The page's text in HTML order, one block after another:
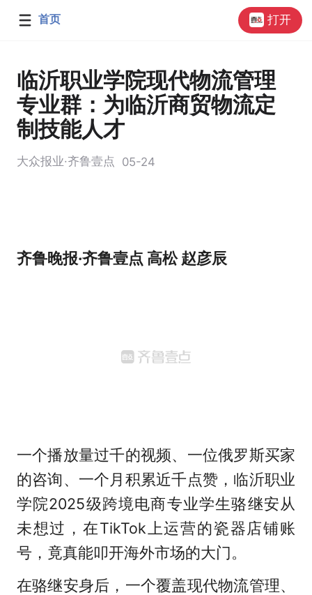
首页 打开
临沂职业学院现代物流管理
专业群：为临沂商贸物流定
制技能人才
大众报业·齐鲁壹点 05-24
齐鲁晚报·齐鲁壹点 高松 赵彦辰
一个播放量过千的视频、一位俄罗斯买家
的咨询、一个月积累近千点赞，临沂职业
学院2025级跨境电商专业学生骆继安从
未想过，在TikTok上运营的瓷器店铺账
号，竟真能叩开海外市场的大门。
在骆继安身后，一个覆盖现代物流管理、